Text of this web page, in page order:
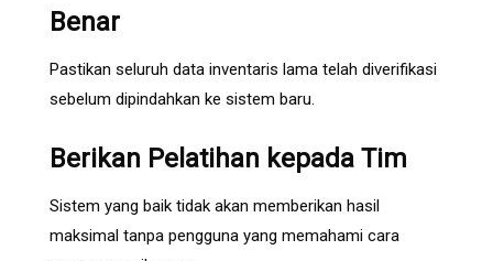
Benar
Pastikan seluruh data inventaris lama telah diverifikasi
sebelum dipindahkan ke sistem baru.
Berikan Pelatihan kepada Tim
Sistem yang baik tidak akan memberikan hasil
maksimal tanpa pengguna yang memahami cara